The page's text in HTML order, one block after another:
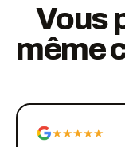
Vous
même
★★★★★